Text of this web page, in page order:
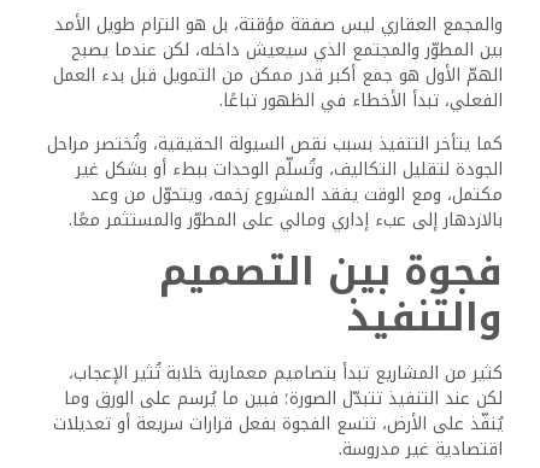
والمجمع العقاري ليس صفقة مؤقتة، بل هو التزام طويل الأمد
بين المطوّر والمجتمع الذي سيعيش داخله، لكن عندما يصبح
الهمّ الأول هو جمع أكبر قدر ممكن من التمويل قبل بدء العمل
الفعلي، تبدأ الأخطاء في الظهور تباعًا.
كما يتأخر التنفيذ بسبب نقص السيولة الحقيقية، وتُختصر مراحل
الجودة لتقليل التكاليف، وتُسلّم الوحدات ببطء أو بشكل غير
مكتمل، ومع الوقت يفقد المشروع زخمه، ويتحوّل من وعد
بالازدهار إلى عبء إداري ومالي على المطوّر والمستثمر معًا.
فجوة بين التصميم
والتنفيذ
كثير من المشاريع تبدأ بتصاميم معمارية خلابة تُثير الإعجاب،
لكن عند التنفيذ تتبدّل الصورة؛ فبين ما يُرسم على الورق وما
يُنفّذ على الأرض، تتسع الفجوة بفعل قرارات سريعة أو تعديلات
اقتصادية غير مدروسة.